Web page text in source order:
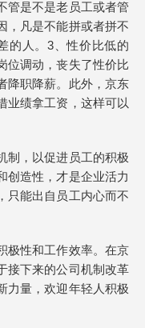
管是不是老员工或者管
，凡是不能拼或者拼不
的人。3、性价比低的
位调动，丧失了性价比
降职降薪。此外，京东
业绩拿工资，这样可以
制，以促进员工的积极
创造性，才是企业活力
只能出自员工内心而不
极性和工作效率。在京
接下来的公司机制改革
力量，欢迎年轻人积极